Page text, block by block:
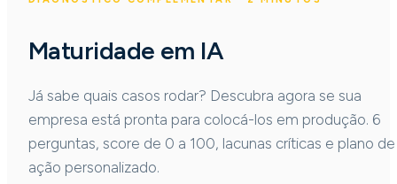
Maturidade em IA
Já sabe quais casos rodar? Descubra agora se sua
empresa está pronta para colocá-los em produção. 6
perguntas, score de 0 a 100, lacunas críticas e plano de
ação personalizado.